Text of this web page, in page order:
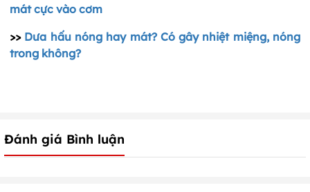
mát cực vào cơm
>> Dưa hấu nóng hay mát? Có gây nhiệt miệng, nóng
trong không?
Đánh giá Bình luận